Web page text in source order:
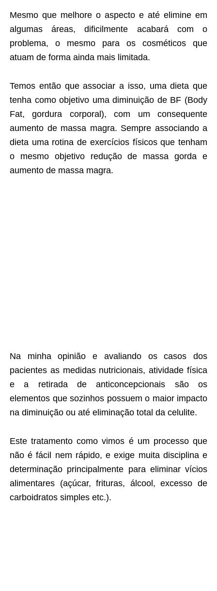
Mesmo que melhore o aspecto e até elimine em
algumas áreas, dificilmente acabará com o
problema, o mesmo para os cosméticos que
atuam de forma ainda mais limitada.
Temos então que associar a isso, uma dieta que
tenha como objetivo uma diminuição de BF (Body
Fat, gordura corporal), com um consequente
aumento de massa magra. Sempre associando a
dieta uma rotina de exercícios físicos que tenham
o mesmo objetivo redução de massa gorda e
aumento de massa magra.
Na minha opinião e avaliando os casos dos
pacientes as medidas nutricionais, atividade física
e a retirada de anticoncepcionais são os
elementos que sozinhos possuem o maior impacto
na diminuição ou até eliminação total da celulite.
Este tratamento como vimos é um processo que
não é fácil nem rápido, e exige muita disciplina e
determinação principalmente para eliminar vícios
alimentares (açúcar, frituras, álcool, excesso de
carboidratos simples etc.).